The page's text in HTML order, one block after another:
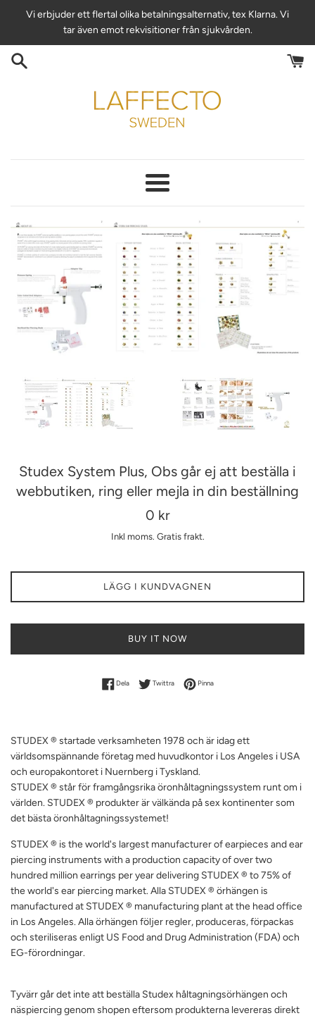
Vi erbjuder ett flertal olika betalningsalternativ, tex Klarna. Vi
tar även emot rekvisitioner från sjukvården.
Meny
Studex System Plus, Obs går ej att beställa i
webbutiken, ring eller mejla in din beställning
Ordinarie
0 kr
Inkl moms. Gratis frakt.
LÄGG I KUNDVAGNEN
BUY IT NOW
DelaDela på Facebook
TwittraDela på Twitter
PinnaDela på Pinterest
STUDEX ® startade verksamheten 1978 och är idag ett
världsomspännande företag med huvudkontor i Los Angeles i USA
och europakontoret i Nuernberg i Tyskland.
STUDEX ® står för framgångsrika öronhåltagningssystem runt om i
världen. STUDEX ® produkter är välkända på sex kontinenter som
det bästa öronhåltagningssystemet!
STUDEX ® is the world's largest manufacturer of earpieces and ear
piercing instruments with a production capacity of over two
hundred million earrings per year delivering STUDEX ® to 75% of
the world's ear piercing market.Alla STUDEX ® örhängen is
manufactured at STUDEX ® manufacturing plant at the head office
in Los Angeles.Alla örhängen följer regler, produceras, förpackas
och steriliseras enligt US Food and Drug Administration (FDA) och
EG-förordningar.
Tyvärr går det inte att beställa Studex håltagningsörhängen och
näspiercing genom shopen eftersom produkterna levereras direkt